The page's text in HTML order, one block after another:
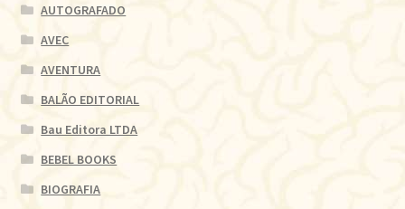
AUTOGRAFADO
AVEC
AVENTURA
BALÃO EDITORIAL
Bau Editora LTDA
BEBEL BOOKS
BIOGRAFIA